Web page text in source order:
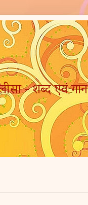
- शब्द एवं गान